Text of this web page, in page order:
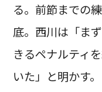
る。前節までの
底。西川は「ま
きるペナルティ
いた」と明かす。